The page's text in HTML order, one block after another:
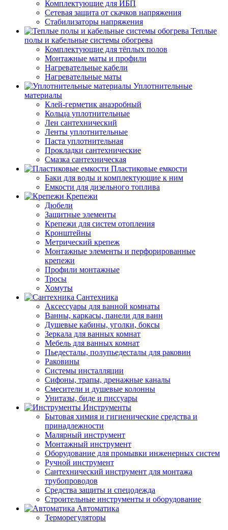
Комплектующие для ИБП
Сетевая защита от скачков напряжения
Стабилизаторы напряжения
Теплые
полы и кабельные системы обогрева
Комплектующие для тёплых полов
Монтажные маты и профили
Нагревательные кабели
Нагревательные маты
Уплотнительные
материалы
Клей-герметик анаэробный
Кольца уплотнительные
Лен сантехнический
Ленты уплотнительные
Паста уплотнительная
Прокладки сантехнические
Смазка сантехническая
Пластиковые емкости
Баки для воды и комплектующие к ним
Емкости для дизельного топлива
Крепежи
Дюбели
Защитные элементы
Крепежи для систем отопления
Кронштейны
Метрический крепеж
Монтажные элементы и перфорированные
крепежи
Профили монтажные
Тросы
Хомуты
Сантехника
Аксессуары для ванной комнаты
Ванны, каркасы, панели для ванн
Душевые кабины, уголки, боксы
Зеркала для ванных комнат
Мебель для ванных комнат
Пьедесталы, полупьедесталы для раковин
Раковины
Системы инсталляции
Сифоны, трапы, дренажные каналы
Смесители и душевые колонны
Унитазы, биде и писсуары
Инструменты
Бытовая химия и гигиенические средства и
принадлежности
Малярный инструмент
Монтажный инструмент
Оборудование для промывки инженерных систем
Ручной инструмент
Сантехнический инструмент для монтажа
трубопроводов
Средства защиты и спецодежда
Строительные инструменты и оборудование
Автоматика
Терморегуляторы